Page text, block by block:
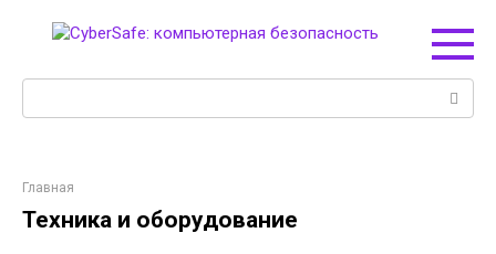
Главная
Техника и оборудование